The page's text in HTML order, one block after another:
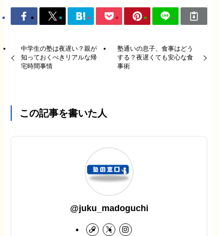
中学生の塾は夜遅い？親が
知っておくべきリアルな帰
宅時間事情
塾通いの息子、食事はどう
する？夜遅くても安心な食
事術
この記事を書いた人
@juku_madoguchi